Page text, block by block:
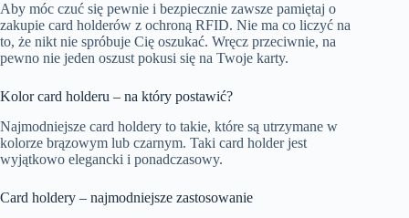
Aby móc czuć się pewnie i bezpiecznie zawsze pamiętaj o
zakupie card holderów z ochroną RFID. Nie ma co liczyć na
to, że nikt nie spróbuje Cię oszukać. Wręcz przeciwnie, na
pewno nie jeden oszust pokusi się na Twoje karty.
Kolor card holderu – na który postawić?
Najmodniejsze card holdery to takie, które są utrzymane w
kolorze brązowym lub czarnym. Taki card holder jest
wyjątkowo elegancki i ponadczasowy.
Card holdery – najmodniejsze zastosowanie